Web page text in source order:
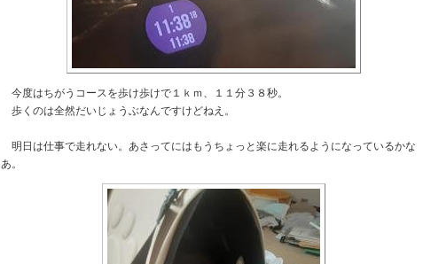
今度はちがうコースを歩け歩けで１ｋｍ、１１分３８秒。
歩くのは全然だいじょうぶなんですけどねえ。
明日は仕事で走れない。あさってにはもうちょっと楽に走れるようになっているかな
あ。